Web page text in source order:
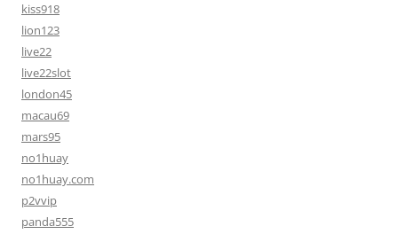
kiss918
lion123
live22
live22slot
london45
macau69
mars95
no1huay
no1huay.com
p2vvip
panda555